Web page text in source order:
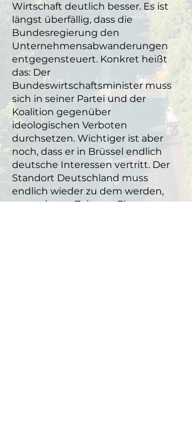
Wirtschaft deutlich besser. Es ist
längst überfällig, dass die
Bundesregierung den
Unternehmensabwanderungen
entgegensteuert. Konkret heißt
das: Der
Bundeswirtschaftsminister muss
sich in seiner Partei und der
Koalition gegenüber
ideologischen Verboten
durchsetzen. Wichtiger ist aber
noch, dass er in Brüssel endlich
deutsche Interessen vertritt. Der
Standort Deutschland muss
endlich wieder zu dem werden,
was er lange Zeit war: Ein